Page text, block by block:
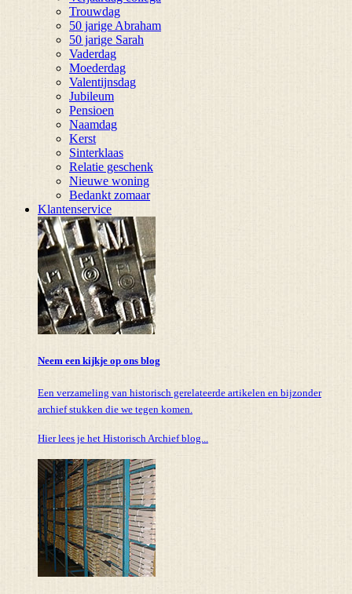
Trouwdag
50 jarige Abraham
50 jarige Sarah
Vaderdag
Moederdag
Valentijnsdag
Jubileum
Pensioen
Naamdag
Kerst
Sinterklaas
Relatie geschenk
Nieuwe woning
Bedankt zomaar
Klantenservice
Neem een kijkje op ons blog
Een verzameling van historisch gerelateerde artikelen en bijzonder
archief stukken die we tegen komen.
Hier lees je het Historisch Archief blog...